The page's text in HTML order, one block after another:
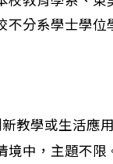
分系學士學
教學或生活應
中，主題不限